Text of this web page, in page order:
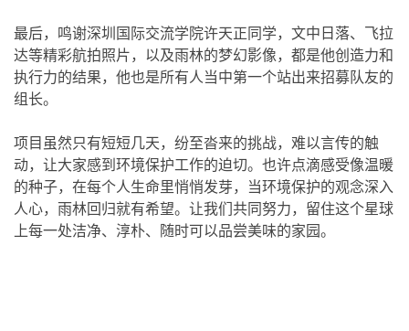
最后，鸣谢深圳国际交流学院许天正同学，文中日落、飞拉
达等精彩航拍照片，以及雨林的梦幻影像，都是他创造力和
执行力的结果，他也是所有人当中第一个站出来招募队友的
组长。
项目虽然只有短短几天，纷至沓来的挑战，难以言传的触
动，让大家感到环境保护工作的迫切。也许点滴感受像温暖
的种子，在每个人生命里悄悄发芽，当环境保护的观念深入
人心，雨林回归就有希望。让我们共同努力，留住这个星球
上每一处洁净、淳朴、随时可以品尝美味的家园。